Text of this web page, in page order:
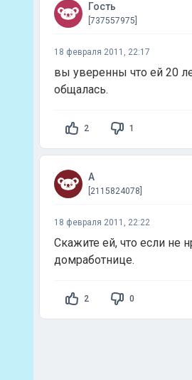
Гость
[737557975]
18 февраля 2011, 22:17
вы уверенны что ей 20
общалась.
2 1
А
[2115824078]
18 февраля 2011, 22:22
Скажите ей, что если не
домработнице.
2 0